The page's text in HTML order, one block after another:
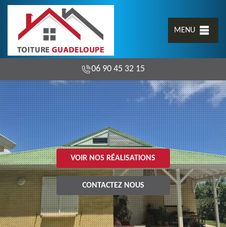
MENU
06 90 45 32 15
VOIR NOS RÉALISATIONS
CONTACTEZ NOUS